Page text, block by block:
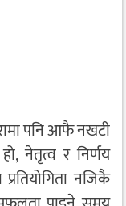
पनि आफै नखटी
नेतृत्व र निर्णय
नजिकै